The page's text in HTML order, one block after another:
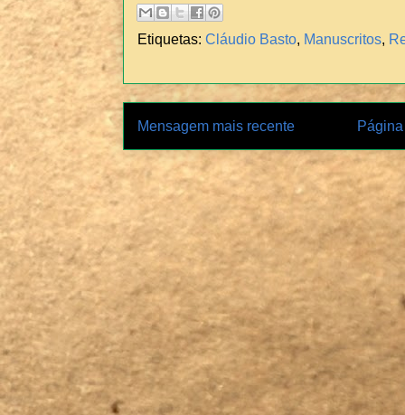
Etiquetas: Cláudio Basto Manuscritos
Mensagem mais recente